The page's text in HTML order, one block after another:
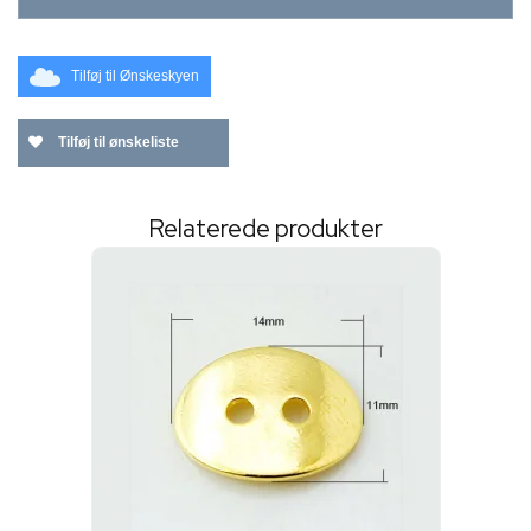
Tilføj til Ønskeskyen
Tilføj til ønskeliste
Relaterede produkter